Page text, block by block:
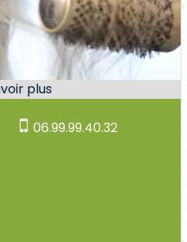
06.99.99.40.32